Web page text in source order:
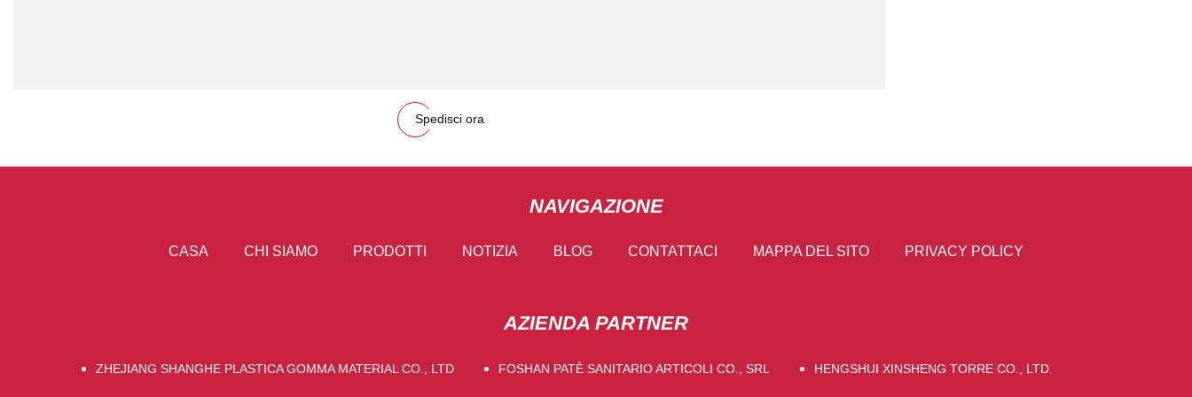
Spedisci ora
NAVIGAZIONE
CASA CHI SIAMO PRODOTTI NOTIZIA BLOG CONTATTACI MAPPA DEL SITO PRIVACY POLICY
AZIENDA PARTNER
ZHEJIANG SHANGHE PLASTICA GOMMA MATERIAL CO., LTD FOSHAN PATÈ SANITARIO ARTICOLI CO., SRL HENGSHUI XINSHENG TORRE CO., LTD.